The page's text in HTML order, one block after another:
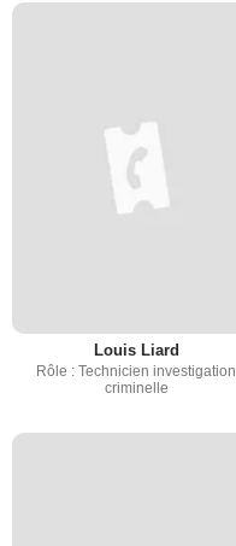
Louis Liard
Rôle : Technicien investigation
criminelle